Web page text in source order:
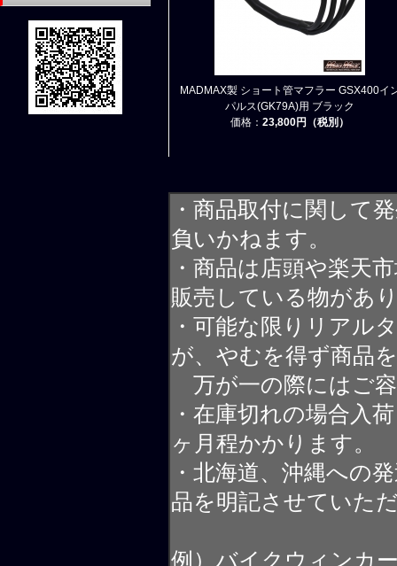
MADMAX製 ショート管マフラー GSX400イ
パルス(GK79A)用 ブラック
価格： 23,800円（税別）
・商品取付に関して
負いかねます。
・商品は店頭や楽天
販売している物があ
・可能な限りリアル
が、やむを得ず商品
万が一の際にはご
・在庫切れの場合入
ヶ月程かかります。
・北海道、沖縄への
品を明記させていた
例）バイクウィンカ